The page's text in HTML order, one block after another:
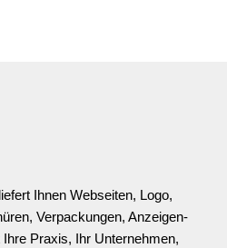
Ihnen Webseiten, Logo,
Verpackungen, Anzeigen­
Praxis, Ihr Unter­nehmen,